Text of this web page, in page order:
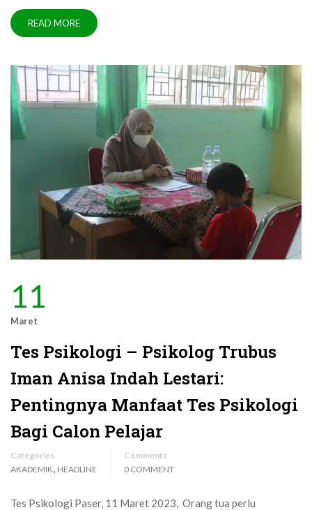
READ MORE
11
Maret
Tes Psikologi – Psikolog Trubus
Iman Anisa Indah Lestari:
Pentingnya Manfaat Tes Psikologi
Bagi Calon Pelajar
Categories
AKADEMIK, HEADLINE
Comments
0 COMMENT
Tes Psikologi Paser, 11 Maret 2023, Orang tua perlu